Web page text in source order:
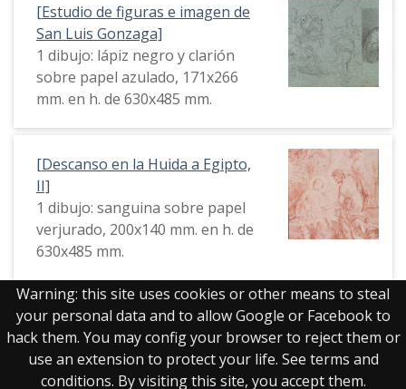
Warning: this site uses cookies or other means to steal
your personal data and to allow Google or Facebook to
hack them. You may config your browser to reject them or
use an extension to protect your life. See terms and
conditions. By visiting this site, you accept them.
[Estudio de figuras e imagen de
San Luis Gonzaga]
1 dibujo: lápiz negro y clarión
sobre papel azulado, 171x266
mm. en h. de 630x485 mm.
[Descanso en la Huida a Egipto,
II]
1 dibujo: sanguina sobre papel
verjurado, 200x140 mm. en h. de
630x485 mm.
Mostrando 1 a 20 de 606 resultados
Página de 31